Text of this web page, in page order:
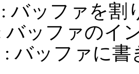
バッファを割
バッファのイ
: バッファに